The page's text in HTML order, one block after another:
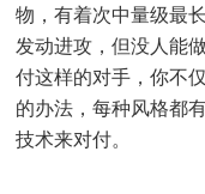
物，有着次中量级最
发动进攻，但没人能
付这样的对手，你不
的办法，每种风格都
技术来对付。